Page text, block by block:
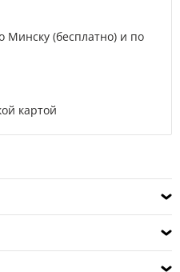
Минску (бесплатно) и по
картой